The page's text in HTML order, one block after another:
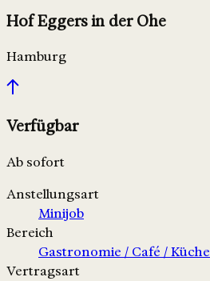
Hof Eggers in der Ohe
Hamburg
Verfügbar
Ab sofort
Anstellungsart
Minijob
Bereich
Gastronomie / Café / Küche
Vertragsart